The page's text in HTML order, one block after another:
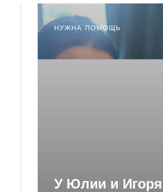
НУЖНА ПОМОЩЬ
У Юлии и Игоря